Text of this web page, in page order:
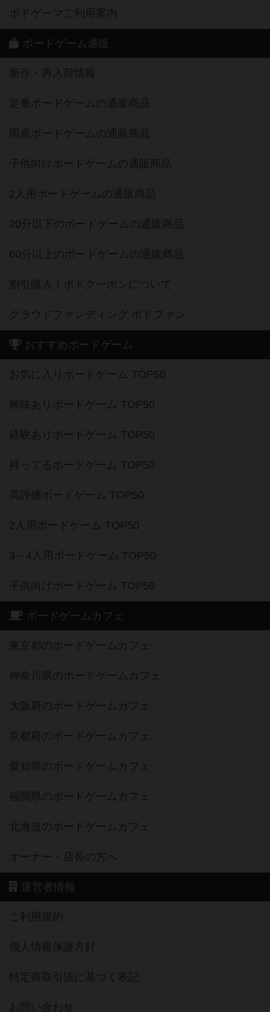
ボドゲーマご利用案内
ボードゲーム通販
新作・再入荷情報
定番ボードゲームの通販商品
国産ボードゲームの通販商品
子供向けボードゲームの通販商品
2人用ボードゲームの通販商品
20分以下のボードゲームの通販商品
60分以上のボードゲームの通販商品
割引購入！ボドクーポンについて
クラウドファンディング ボドファン
おすすめボードゲーム
お気に入りボードゲーム TOP50
興味ありボードゲーム TOP50
経験ありボードゲーム TOP50
持ってるボードゲーム TOP50
高評価ボードゲーム TOP50
2人用ボードゲーム TOP50
3～4人用ボードゲーム TOP50
子供向けボードゲーム TOP50
ボードゲームカフェ
東京都のボードゲームカフェ
神奈川県のボードゲームカフェ
大阪府のボードゲームカフェ
京都府のボードゲームカフェ
愛知県のボードゲームカフェ
福岡県のボードゲームカフェ
北海道のボードゲームカフェ
オーナー・店長の方へ
運営者情報
ご利用規約
個人情報保護方針
特定商取引法に基づく表記
お問い合わせ